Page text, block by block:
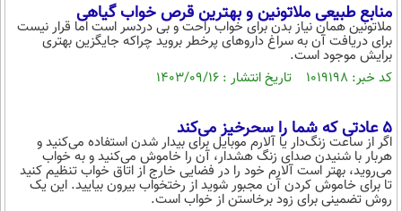
منابع طبیعی ملاتونین و بهترین قرص خواب گیاهی
ملاتونین همان نیاز بدن برای خواب راحت و بی دردسر است اما قرار نیست
برای دریافت آن به سراغ داروهای پرخطر بروید چراکه جایگزین بهتری
برایش موجود است.
کد خبر: ۱۰۱۹۱۹۸ تاریخ انتشار : ۱۴۰۳/۰۹/۱۶
۵ عادتی که شما را سحرخیز می‌کند
اگر از ساعت زنگ‌دار یا آلارم موبایل برای بیدار شدن استفاده می‌کنید و
هربار با شنیدن صدای زنگ هشدار، آن را خاموش می‌کنید و به خواب
می‌روید، بهتر است آلارم خود را در فضایی خارج از اتاق خواب تنظیم کنید
تا برای خاموش کردن آن مجبور شوید از رختخواب بیرون بیایید. این یک
روش تضمینی برای زود برخاستن از خواب است.